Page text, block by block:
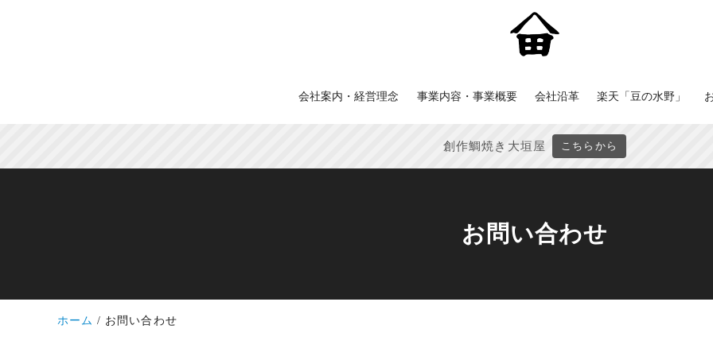
会社案内・経営理念 事業内容・事業概要 会社沿革 楽天「豆の水野」
創作鯛焼き大垣屋 こちらから
お問い合わせ
ホーム お問い合わせ